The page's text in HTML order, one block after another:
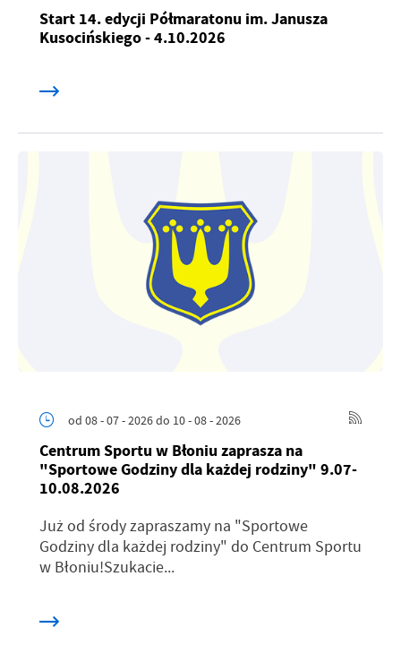
Start 14. edycji Półmaratonu im. Janusza
Kusocińskiego - 4.10.2026
od 08 - 07 - 2026do 10 - 08 - 2026
Centrum Sportu w Błoniu zaprasza na
"Sportowe Godziny dla każdej rodziny" 9.07-
10.08.2026
Już od środy zapraszamy na "Sportowe
Godziny dla każdej rodziny" do Centrum Sportu
w Błoniu!Szukacie...